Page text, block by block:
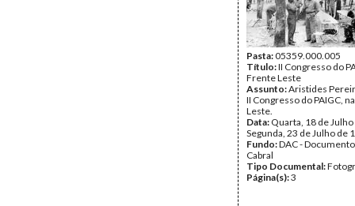
Pasta:05359.000.005
Título:II Congresso do
Frente Leste
Assunto:Aristides
II Congresso do PAIGC,
Leste.
Data: Quarta, 18 de
Segunda, 23 de Julho de
Fundo:DAC -
Cabral
Tipo Documental:
Página(s):3